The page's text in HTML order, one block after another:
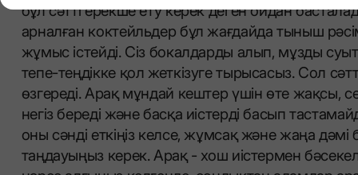
бұл сәтті ерекше ету керек деген ойдан
арналған коктейльдер бұл жағдайда тыныш
жұмыс істейді. Сіз бокалдарды алып, мұзды
тепе-теңдікке қол жеткізуге тырысасыз. Сол
өзгереді. Арақ мұндай кештер үшін өте жақсы,
негіз береді және басқа иістерді басып
оны сәнді еткіңіз келсе, жұмсақ және жаңа дәмі
таңдауыңыз керек. Арақ - хош иістермен